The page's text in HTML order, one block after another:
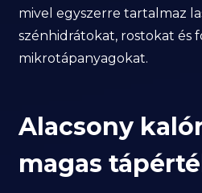
mivel egyszerre tartalmaz
szénhidrátokat, rostokat és
mikrotápanyagokat.
Alacsony
magas